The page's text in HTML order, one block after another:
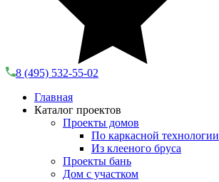
8 (495) 532-55-02
Главная
Каталог проектов
Проекты домов
По каркасной технологии
Из клееного бруса
Проекты бань
Дом с участком